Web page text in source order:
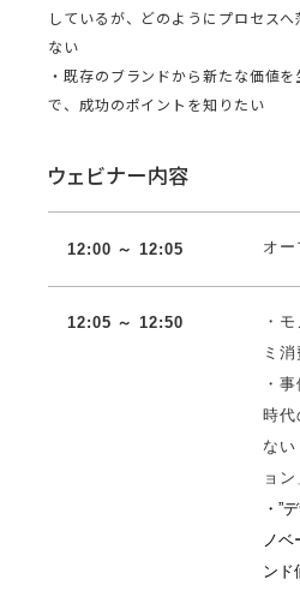
しているが、どのようにプロセス
ない
・既存のブランドから新たな価値
で、成功のポイントを知りたい
ウェビナー内容
12:00 ～ 12:05 オ
12:05 ～ 12:50
・
ミ
・
時
ない
ョ
・”
ノ
ンド